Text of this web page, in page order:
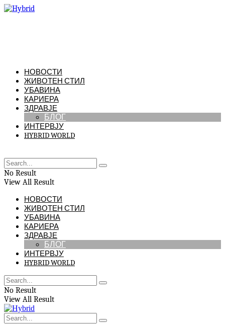
НОВОСТИ
ЖИВОТЕН СТИЛ
УБАВИНА
КАРИЕРА
ЗДРАВЈЕ
БЛОГ
ИНТЕРВЈУ
HYBRID WORLD
No Result
View All Result
НОВОСТИ
ЖИВОТЕН СТИЛ
УБАВИНА
КАРИЕРА
ЗДРАВЈЕ
БЛОГ
ИНТЕРВЈУ
HYBRID WORLD
No Result
View All Result